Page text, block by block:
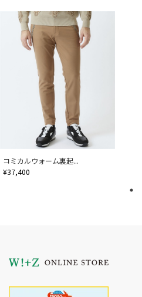
コミカルウォーム裏起...
¥37,400